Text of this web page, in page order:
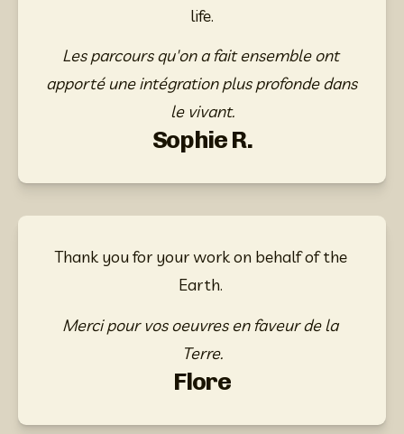
life.
Les parcours qu'on a fait ensemble ont
apporté une intégration plus profonde dans
le vivant.
Sophie R.
Thank you for your work on behalf of the
Earth.
Merci pour vos oeuvres en faveur de la
Terre.
Flore